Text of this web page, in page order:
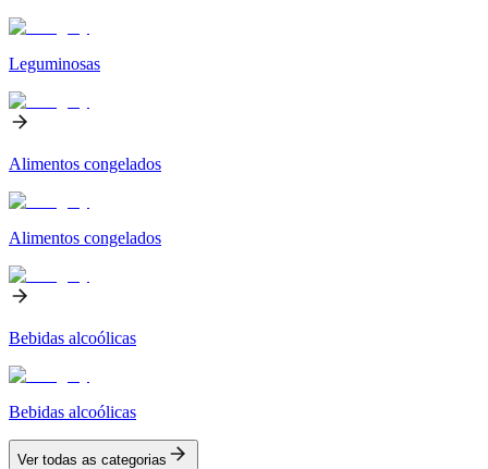
Leguminosas
Alimentos congelados
Alimentos congelados
Bebidas alcoólicas
Bebidas alcoólicas
Ver todas as categorias